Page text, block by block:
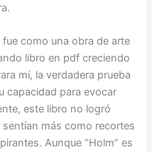
como una obra de arte
libro en pdf creciendo
mí, la verdadera prueba
capacidad para evocar
este libro no logró
más como recortes
Aunque “Holm” es